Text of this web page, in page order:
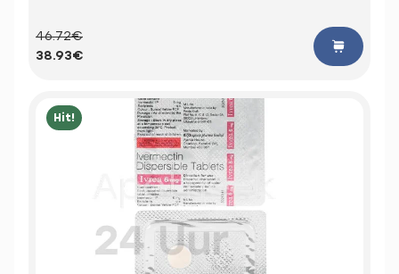
46.72€
38.93€
Hit!